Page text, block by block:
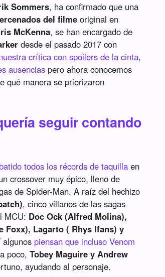
Sommers, ha confirmado que una
del filme original en
McKenna, se han encargado de
desde el pasado 2017 con
crítica con spoilers de la cinta,
ausencias pero ahora conocemos
qué manera se priorizaron
seguir contando
todos los récords de taquilla en
crossover muy épico, lleno de
de Spider-Man. A raíz del hechizo
, cinco villanos de las sagas
MCU: Doc Ock (Alfred Molina),
Foxx), Lagarto ( Rhys Ifans) y
algunos piensan que incluso Venom
poco,Tobey Maguire y Andrew
ayudando al personaje.